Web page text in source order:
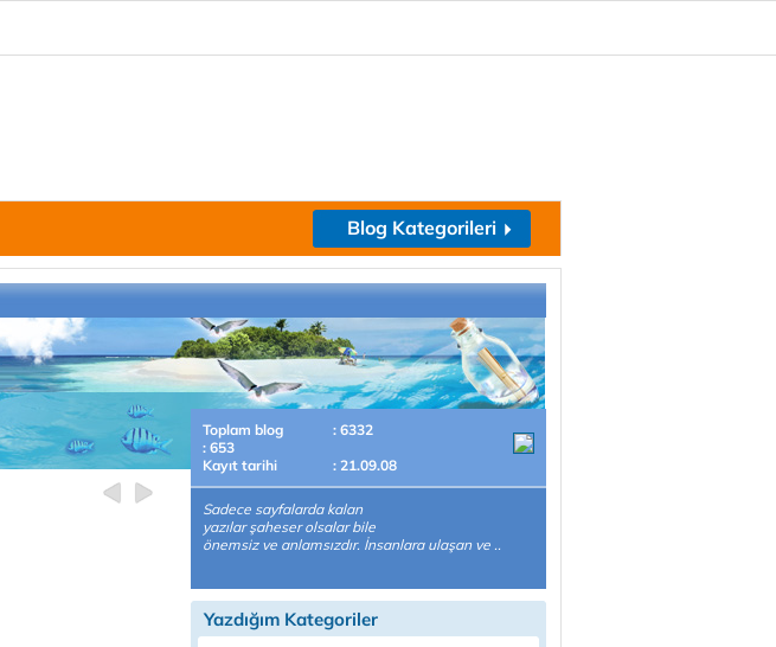
Blog Kategorileri
Toplam blog
: 6332
: 653
Kayıt tarihi
: 21.09.08
Sadece sayfalarda kalan
yazılar şaheser olsalar bile
önemsiz ve anlamsızdır. İnsanlara ulaşan ve ..
Yazdığım Kategoriler